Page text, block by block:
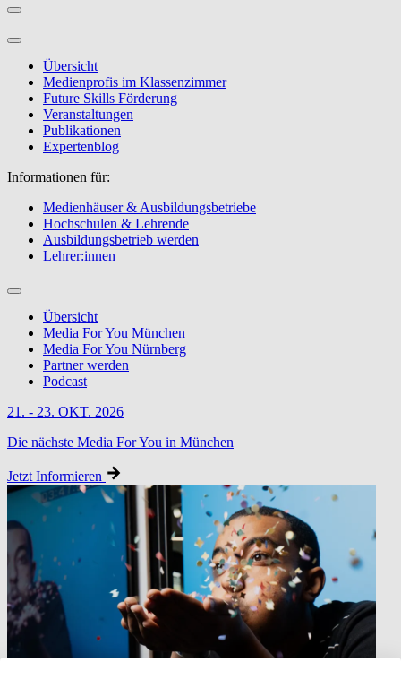
Übersicht
Medienprofis im Klassenzimmer
Future Skills Förderung
Veranstaltungen
Publikationen
Expertenblog
Informationen für:
Medienhäuser & Ausbildungsbetriebe
Hochschulen & Lehrende
Ausbildungsbetrieb werden
Lehrer:innen
Übersicht
Media For You München
Media For You Nürnberg
Partner werden
Podcast
21. - 23. OKT. 2026
Die nächste Media For You in München
Jetzt Informieren